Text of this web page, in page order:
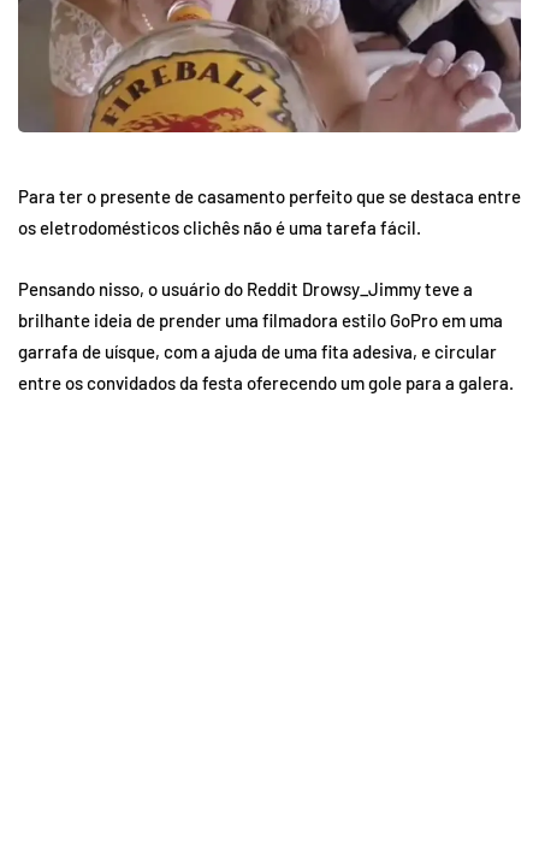
Para ter o presente de casamento perfeito que se destaca entre
os eletrodomésticos clichês não é uma tarefa fácil.
Pensando nisso, o usuário do Reddit Drowsy_Jimmy teve a
brilhante ideia de prender uma filmadora estilo GoPro em uma
garrafa de uísque, com a ajuda de uma fita adesiva, e circular
entre os convidados da festa oferecendo um gole para a galera.